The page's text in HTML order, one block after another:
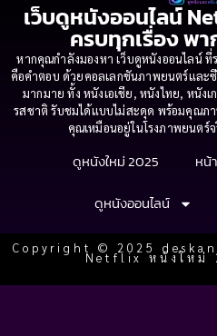
เว็บดูหนังออนไลน์
ครบทุกเรื่อง พ
หากคุณกำลังมองหา เว็บดูหนังออนไลน์
คือคำตอบ ด้วยคอลเลกชันภาพยนตร์และ
มากมาย ทั้ง หนังเอเชีย, หนังไทย, หนัง
รสชาติ รับชมได้แบบไม่สะดุด พร้อมคุณภ
คุณเหมือนอยู่ในโรงภาพยนตร์
ดูหนังใหม่ 2025 หน้
ดูหนังออนไลน์
Copyright © 2025
Netflix หนังใหม่